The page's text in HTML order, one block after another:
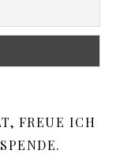
FREUE ICH